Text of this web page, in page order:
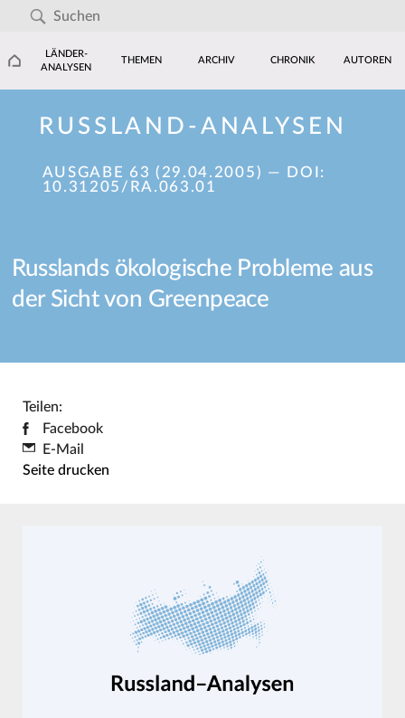
LÄNDER-
ANALYSEN
THEMEN ARCHIV CHRONIK AUTOREN
RUSSLAND-ANALYSEN
AUSGABE 63 (29.04.2005) — DOI:
10.31205/RA.063.01
Russlands ökologische Probleme aus
der Sicht von Greenpeace
Teilen:
Facebook
E-Mail
Seite drucken